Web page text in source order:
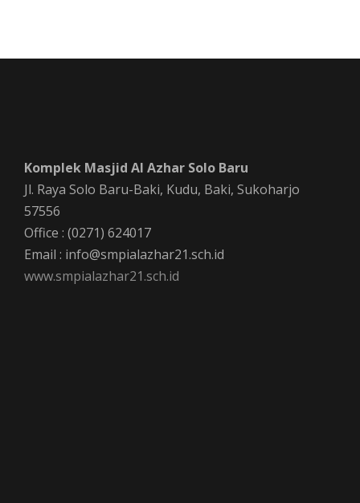
Komplek Masjid Al Azhar Solo Baru
Jl. Raya Solo Baru-Baki, Kudu, Baki, Sukoharjo
57556
Office : (0271) 624017
Email : info@smpialazhar21.sch.id
www.smpialazhar21.sch.id